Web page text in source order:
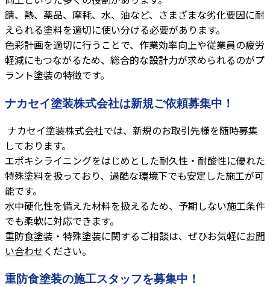
錆、熱、薬品、摩耗、水、油など、さまざまな劣化要因に耐
えられる塗料を適切に使い分ける必要があります。
色彩計画を適切に行うことで、作業効率向上や従業員の疲労
軽減にもつながるため、総合的な設計力が求められるのがプ
ラント塗装の特徴です。
ナカセイ塗装株式会社は新規ご依頼募集中！
ナカセイ塗装株式会社では、新規のお取引先様を随時募集
しております。
エポキシライニングをはじめとした耐久性・耐酸性に優れた
特殊塗料を扱っており、過酷な環境下でも安定した施工が可
能です。
水中硬化性を備えた材料を扱えるため、予期しない施工条件
でも柔軟に対応できます。
重防食塗装・特殊塗装に関するご相談は、ぜひお気軽にお問
い合わせください。
重防食塗装の施工スタッフを募集中！